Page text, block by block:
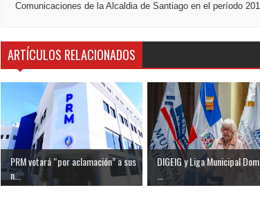
Comunicaciones de la Alcaldia de Santiago en el período
ARTÍCULOS RELACIONADOS
PRM votará “por aclamación” a sus
n...
DIGEIG y Liga Municipal
...